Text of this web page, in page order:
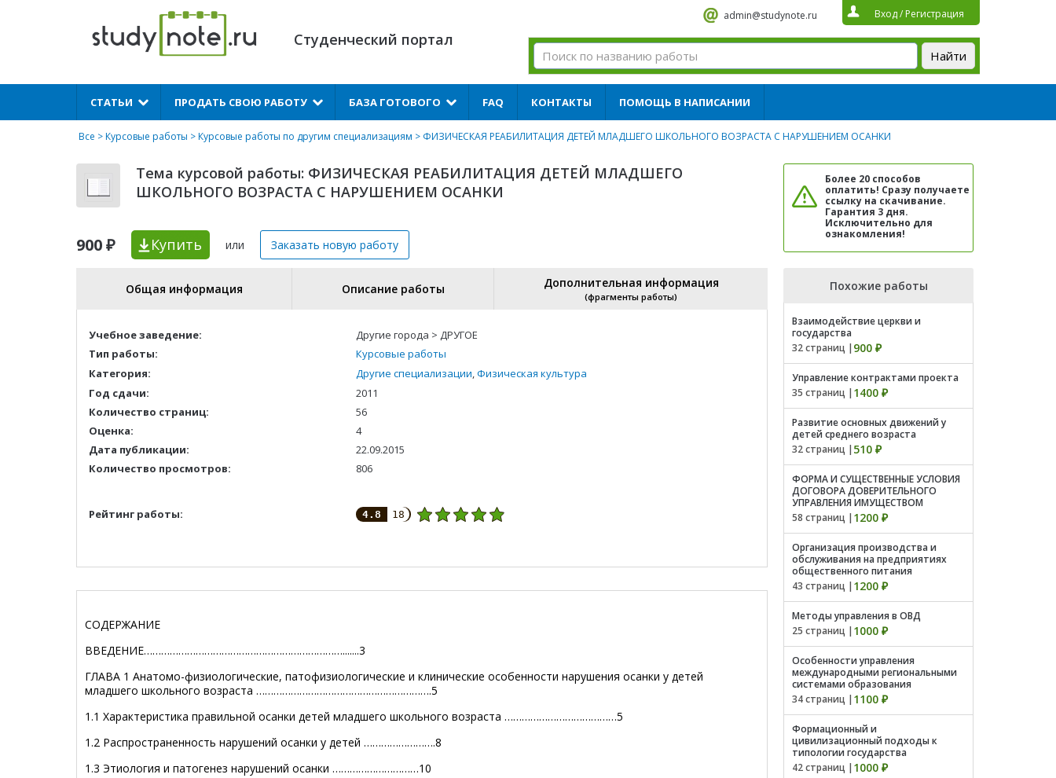
Студенческий портал
admin@studynote.ru Вход/ Регистрация
СТАТЬИ ПРОДАТЬ СВОЮ РАБОТУ БАЗА ГОТОВОГО FAQ КОНТАКТЫ ПОМОЩЬ В НАПИСАНИИ
Все >Курсовые работы >Курсовые работы по другим специализациям > ФИЗИЧЕСКАЯ РЕАБИЛИТАЦИЯ ДЕТЕЙ МЛАДШЕГО ШКОЛЬНОГО ВОЗРАСТА С НАРУШЕНИЕМ ОСАНКИ
Тема курсовой работы: ФИЗИЧЕСКАЯ РЕАБИЛИТАЦИЯ ДЕТЕЙ МЛАДШЕГО
ШКОЛЬНОГО ВОЗРАСТА С НАРУШЕНИЕМ ОСАНКИ
900 ₽ Купить или Заказать новую работу
Более 20 способов
оплатить! Сразу получаете
ссылку на скачивание.
Гарантия 3 дня.
Исключительно для
ознакомления!
Общая информация Описание работы Дополнительная информация
(фрагменты работы)
Учебное заведение:
Другие города > ДРУГОЕ
Тип работы:
Курсовые работы
Категория:
Другие специализации,Физическая культура
Год сдачи:
2011
Количество страниц:
56
Оценка:
4
Дата публикации:
22.09.2015
Количество просмотров:
806
Рейтинг работы: 4.8 18
СОДЕРЖАНИЕ
ВВЕДЕНИЕ…………………………………………………………….......3
ГЛАВА 1 Анатомо-физиологические, патофизиологические и клинические особенности нарушения осанки у детей
младшего школьного возраста …………………………………………………….5
1.1 Характеристика правильной осанки детей младшего школьного возраста …………………………………5
1.2 Распространенность нарушений осанки у детей …………………….8
1.3 Этиология и патогенез нарушений осанки …………………………10
Похожие работы
Взаимодействие церкви и
государства
32 страниц | 900 ₽
Управление контрактами проекта
35 страниц | 1400 ₽
Развитие основных движений у
детей среднего возраста
32 страниц | 510 ₽
ФОРМА И СУЩЕСТВЕННЫЕ УСЛОВИЯ
ДОГОВОРА ДОВЕРИТЕЛЬНОГО
УПРАВЛЕНИЯ ИМУЩЕСТВОМ
58 страниц | 1200 ₽
Организация производства и
обслуживания на предприятиях
общественного питания
43 страниц | 1200 ₽
Методы управления в ОВД
25 страниц | 1000 ₽
Особенности управления
международными региональными
системами образования
34 страниц | 1100 ₽
Формационный и
цивилизационный подходы к
типологии государства
42 страниц | 1000 ₽